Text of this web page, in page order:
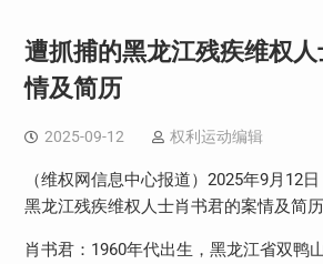
遭抓捕的黑龙江残疾维权
情及简历
2025-09-12 权利运动编辑
（维权网信息中心报道）2025年9月12
黑龙江残疾维权人士肖书君的案情及简
肖书君：1960年代出生，黑龙江省双鸭